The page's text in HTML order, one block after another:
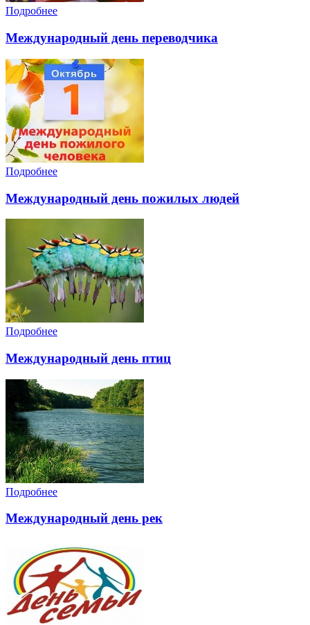
Подробнее
Международный день переводчика
Подробнее
Международный день пожилых людей
Подробнее
Международный день птиц
Подробнее
Международный день рек